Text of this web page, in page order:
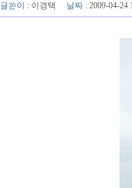
글쓴이 : 이경택 날짜: 2009-04-